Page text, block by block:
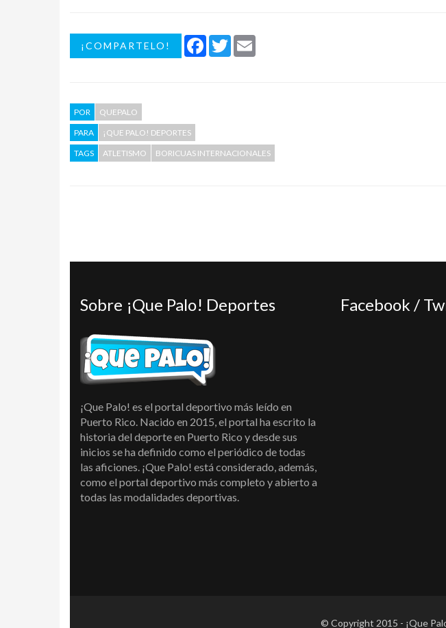
¡COMPARTELO! Facebook
Twitter
POR
QUEPALO
PARA
¡QUE PALO! DEPORTES
TAGS
ATLETISMO BORICUAS INTERNACIONALES
Sobre ¡Que Palo! Deportes
¡Que Palo! es el portal deportivo más leído en
Puerto Rico. Nacido en 2015, el portal ha escrito la
historia del deporte en Puerto Rico y desde sus
inicios se ha definido como el periódico de todas
las aficiones. ¡Que Palo! está considerado, además,
como el portal deportivo más completo y abierto a
todas las modalidades deportivas.
Facebook /
© Copyright 2015 - ¡Que